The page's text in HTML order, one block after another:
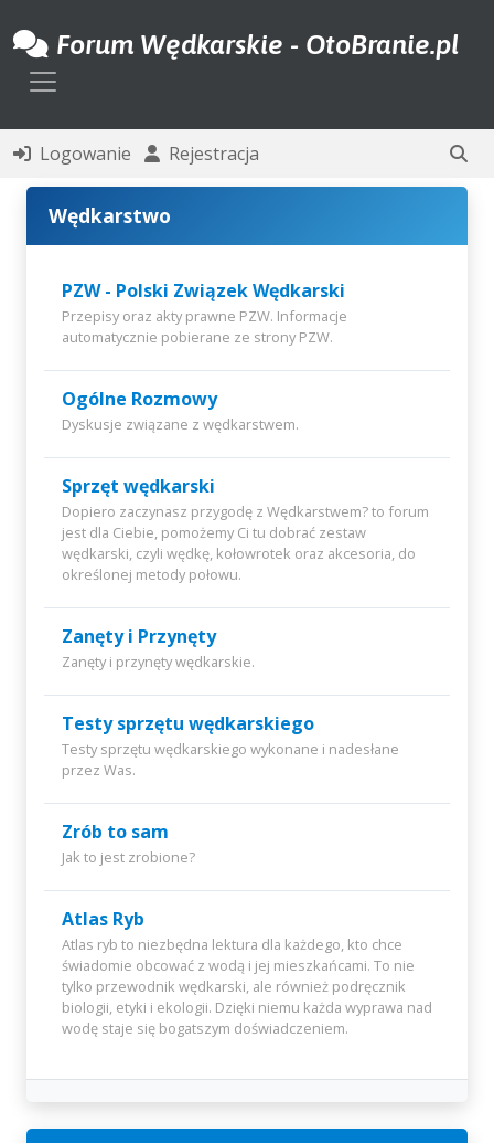
Forum Wędkarskie - OtoBranie.pl
Toggle navigation
Logowanie Rejestracja
Wędkarstwo
PZW - Polski Związek Wędkarski
Przepisy oraz akty prawne PZW. Informacje
automatycznie pobierane ze strony PZW.
Ogólne Rozmowy
Dyskusje związane z wędkarstwem.
Sprzęt wędkarski
Dopiero zaczynasz przygodę z Wędkarstwem? to forum
jest dla Ciebie, pomożemy Ci tu dobrać zestaw
wędkarski, czyli wędkę, kołowrotek oraz akcesoria, do
określonej metody połowu.
Zanęty i Przynęty
Zanęty i przynęty wędkarskie.
Testy sprzętu wędkarskiego
Testy sprzętu wędkarskiego wykonane i nadesłane
przez Was.
Zrób to sam
Jak to jest zrobione?
Atlas Ryb
Atlas ryb to niezbędna lektura dla każdego, kto chce
świadomie obcować z wodą i jej mieszkańcami. To nie
tylko przewodnik wędkarski, ale również podręcznik
biologii, etyki i ekologii. Dzięki niemu każda wyprawa nad
wodę staje się bogatszym doświadczeniem.